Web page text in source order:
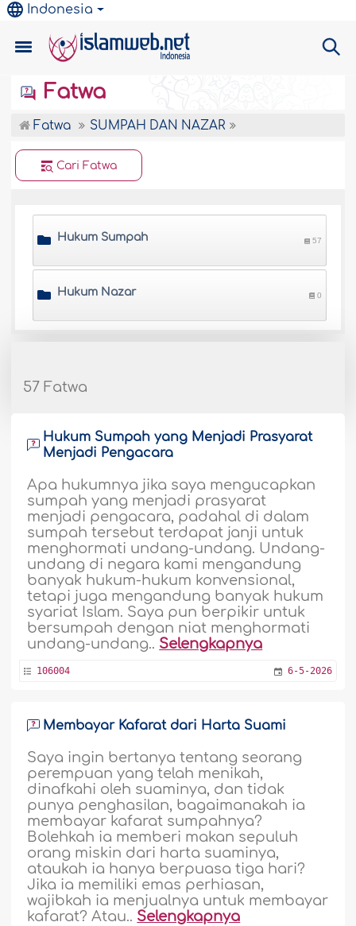
Indonesia
Fatwa
Fatwa SUMPAH DAN NAZAR
Cari Fatwa
Hukum Sumpah 57
Hukum Nazar 0
57 Fatwa
Hukum Sumpah yang Menjadi Prasyarat
Menjadi Pengacara
Apa hukumnya jika saya mengucapkan
sumpah yang menjadi prasyarat
menjadi pengacara, padahal di dalam
sumpah tersebut terdapat janji untuk
menghormati undang-undang. Undang-
undang di negara kami mengandung
banyak hukum-hukum konvensional,
tetapi juga mengandung banyak hukum
syariat Islam. Saya pun berpikir untuk
bersumpah dengan niat menghormati
undang-undang.. Selengkapnya
106004 6-5-2026
Membayar Kafarat dari Harta Suami
Saya ingin bertanya tentang seorang
perempuan yang telah menikah,
dinafkahi oleh suaminya, dan tidak
punya penghasilan, bagaimanakah ia
membayar kafarat sumpahnya?
Bolehkah ia memberi makan sepuluh
orang miskin dari harta suaminya,
ataukah ia hanya berpuasa tiga hari?
Jika ia memiliki emas perhiasan,
wajibkah ia menjualnya untuk membayar
kafarat? Atau.. Selengkapnya